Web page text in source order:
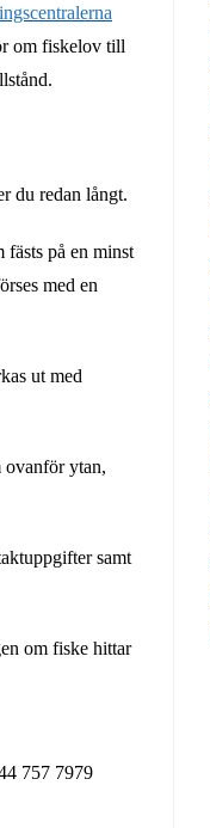
om fiskelov till
du redan långt.
fästs på en minst
med en
ut med
ovanför ytan,
samt
om fiske hittar
757 7979